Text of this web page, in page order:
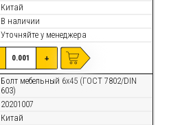
Китай
В наличии
Уточняйте у менеджера
+
Болт мебельный 6х45 (ГОСТ 7802/DIN
603)
20201007
Китай